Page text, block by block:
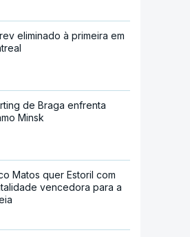
eliminado à primeira em
de Braga enfrenta
Minsk
Matos quer Estoril com
vencedora para a